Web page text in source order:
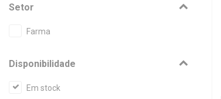
Setor
Farma
Disponibilidade
Em stock